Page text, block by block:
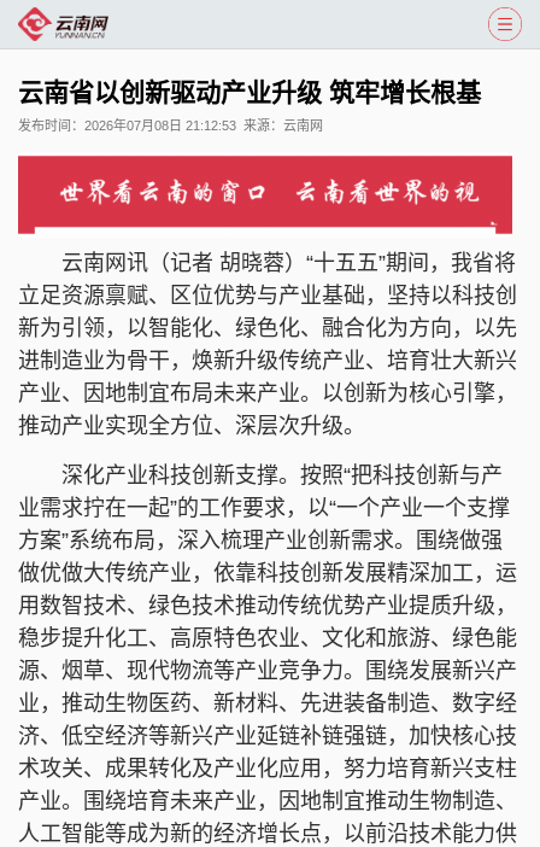
云南省以创新驱动产业升级 筑牢增长根基
发布时间： 2026年07月08日 21:12:53 来源： 云南网
云南网讯（记者 胡晓蓉）“十五五”期间，我省将
立足资源禀赋、区位优势与产业基础，坚持以科技创
新为引领，以智能化、绿色化、融合化为方向，以先
进制造业为骨干，焕新升级传统产业、培育壮大新兴
产业、因地制宜布局未来产业。以创新为核心引擎，
推动产业实现全方位、深层次升级。
深化产业科技创新支撑。按照“把科技创新与产
业需求拧在一起”的工作要求，以“一个产业一个支撑
方案”系统布局，深入梳理产业创新需求。围绕做强
做优做大传统产业，依靠科技创新发展精深加工，运
用数智技术、绿色技术推动传统优势产业提质升级，
稳步提升化工、高原特色农业、文化和旅游、绿色能
源、烟草、现代物流等产业竞争力。围绕发展新兴产
业，推动生物医药、新材料、先进装备制造、数字经
济、低空经济等新兴产业延链补链强链，加快核心技
术攻关、成果转化及产业化应用，努力培育新兴支柱
产业。围绕培育未来产业，因地制宜推动生物制造、
人工智能等成为新的经济增长点，以前沿技术能力供